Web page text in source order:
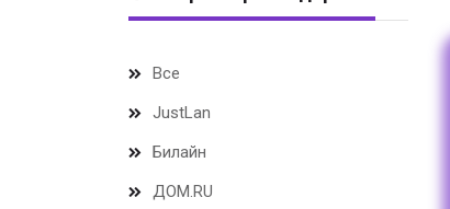
Все
JustLan
Билайн
ДОМ.RU